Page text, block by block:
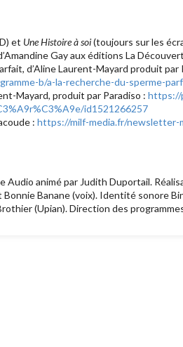
et Une Histoire à soi(toujours sur les
Gay aux éditions La
d’Aline Laurent-Mayard produit par
b/a-la-recherche-du-sperme-
Mayard, produit par Paradiso : https://
id1521266257
: https://milf-media.fr/newsletter-
Audio animé par Judith Duportail.
Banane (voix). Identité sonore
(Upian). Direction des